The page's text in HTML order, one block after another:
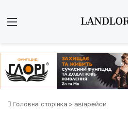
Головна сторінка > авіарейси